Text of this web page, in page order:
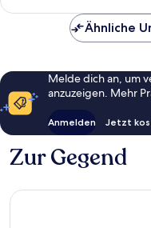
Ähnliche
Melde dich an, um
anzuzeigen. Mehr
Anmelden Jetzt
Zur Gegend